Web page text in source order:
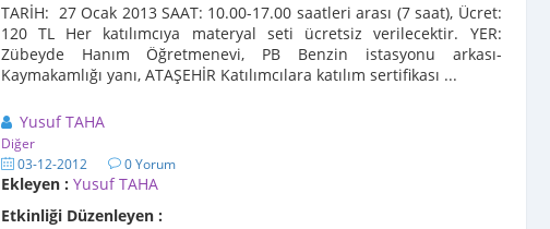
TARİH: 27 Ocak 2013 SAAT: 10.00-17.00 saatleri arası (7 saat), Ücret:
120 TL Her katılımcıya materyal seti ücretsiz verilecektir. YER:
Zübeyde Hanım Öğretmenevi, PB Benzin istasyonu arkası-
Kaymakamlığı yanı, ATAŞEHİR Katılımcılara katılım sertifikası ...
Yusuf TAHA
Diğer
03-12-2012 0 Yorum
Ekleyen : Yusuf TAHA
Etkinliği Düzenleyen :